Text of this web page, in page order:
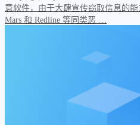
意软件，由于大肆宣传窃取信息的能
Mars 和 Redline 等同类恶 …